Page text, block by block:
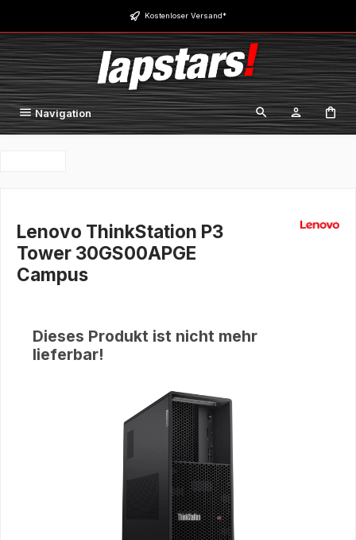
Zum Hauptinhalt springen Kostenloser Versand*
Navigation
Lenovo ThinkStation P3
Tower 30GS00APGE
Campus
Dieses Produkt ist nicht mehr
lieferbar!